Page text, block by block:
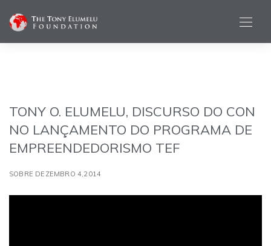
TONY O. ELUMELU, DISCURSO DO CON
NO LANÇAMENTO DO PROGRAMA DE
EMPREENDEDORISMO TEF
SOBRE DEZEMBRO 4,2014